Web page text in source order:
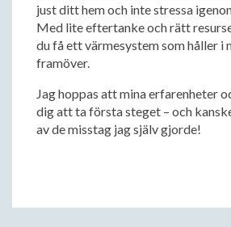
just ditt hem och inte stressa
Med lite eftertanke och rätt
du få ett värmesystem som håller i
framöver.
Jag hoppas att mina erfarenheter
dig att ta första steget – och
av de misstag jag själv gjorde!